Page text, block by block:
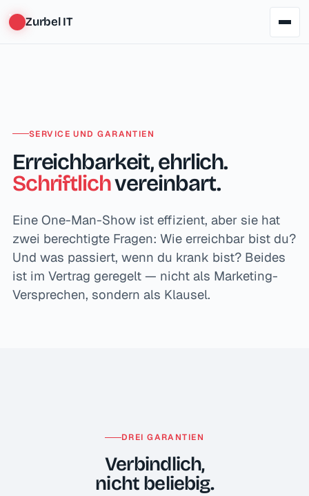
Zurbel IT
SERVICE UND GARANTIEN
Erreichbarkeit, ehrlich.
Schriftlichvereinbart.
Eine One-Man-Show ist effizient, aber sie hat
zwei berechtigte Fragen: Wie erreichbar bist du?
Und was passiert, wenn du krank bist? Beides
ist im Vertrag geregelt — nicht als Marketing-
Versprechen, sondern als Klausel.
DREI GARANTIEN
Verbindlich,
nicht beliebig.